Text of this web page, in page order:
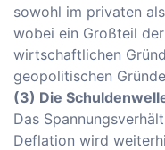
sowohl im privaten
wobei ein Großteil
wirtschaftlichen
geopolitischen
(3) Die
Das
Deflation wird